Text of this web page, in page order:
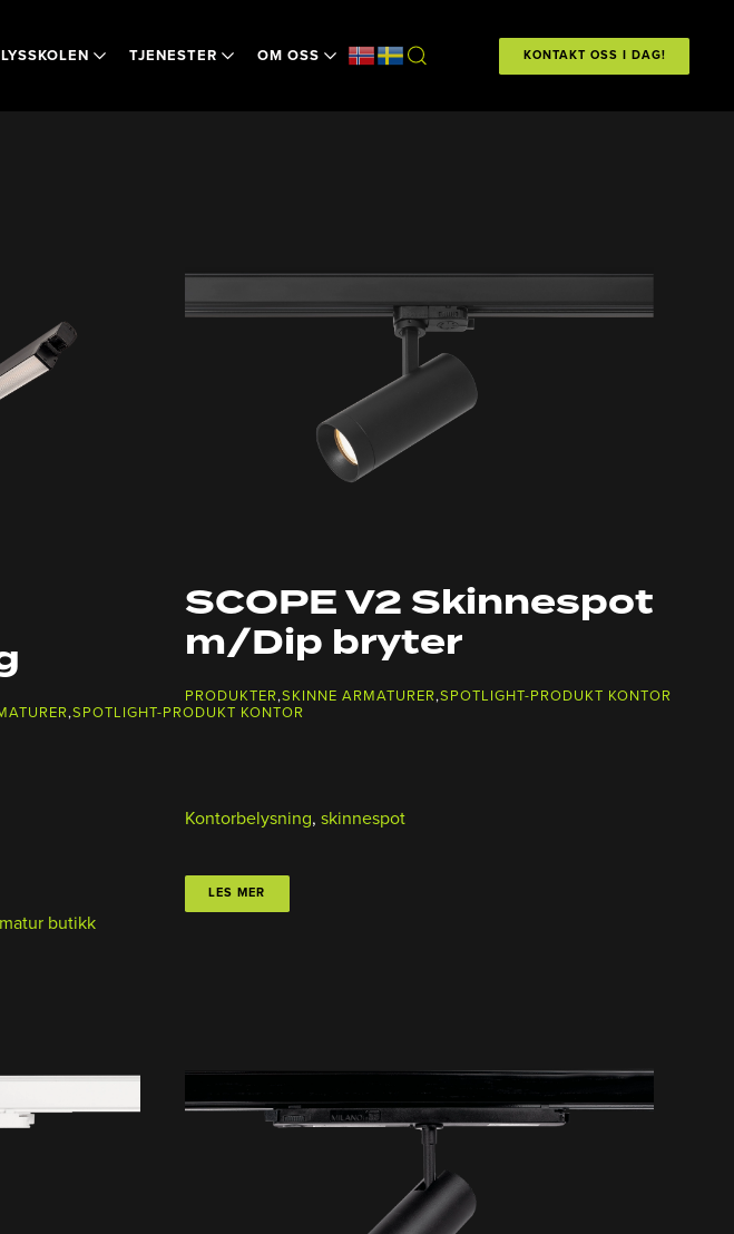
LYSSKOLEN TJENESTER OM OSS KONTAKT OSS I DAG!
,SPOTLIGHT-PRODUKT KONTOR
butikk
SCOPE V2 Skinnespot
m/Dip bryter
PRODUKTER,SKINNE ARMATURER,SPOTLIGHT-PRODUKT KONTOR
Kontorbelysning, skinnespot
LES MER